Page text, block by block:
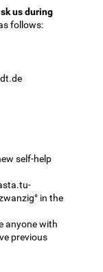
us during
follows:
self-help
in the
anyone with
previous